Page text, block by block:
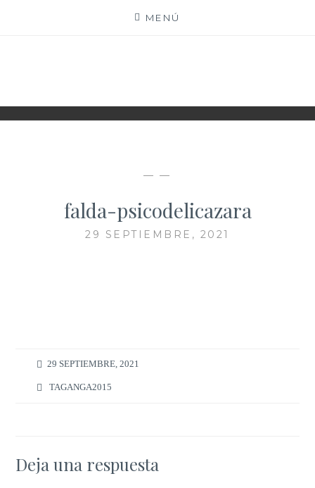
MENÚ
— —
falda-psicodelicazara
29 SEPTIEMBRE, 2021
29 SEPTIEMBRE, 2021
TAGANGA2015
Deja una respuesta